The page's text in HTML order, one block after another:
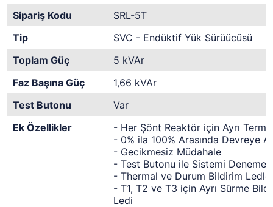
Sipariş Kodu
SRL-5T
Tip
SVC - Endüktif Yük Sürüücüsü
Toplam Güç
5 kVAr
Faz Başına Güç
1,66 kVAr
Test Butonu
Var
Ek Özellikler
- Her Şönt Reaktör için Ayrı
- 0% ila 100% Arasında Devreye
- Gecikmesiz Müdahale
- Test Butonu ile Sistemi Deneme
- Thermal ve Durum Bildirim
- T1, T2 ve T3 için Ayrı Sürme
Ledi